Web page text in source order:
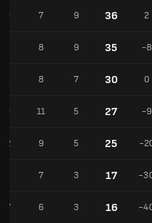
2
36
9
7
-8
35
9
8
0
30
7
8
11
-9
27
5
11
-
25
5
9
12
-
17
3
7
-
16
3
6
17